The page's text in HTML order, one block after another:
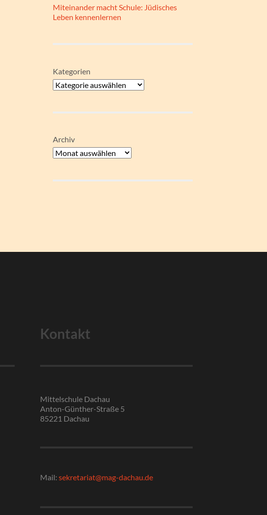
Miteinander macht Schule: Jüdisches
Leben kennenlernen
Kategorien
Archiv
Kontakt
Mittelschule Dachau
Anton-Günther-Straße 5
85221 Dachau
Mail: sekretariat@mag-dachau.de